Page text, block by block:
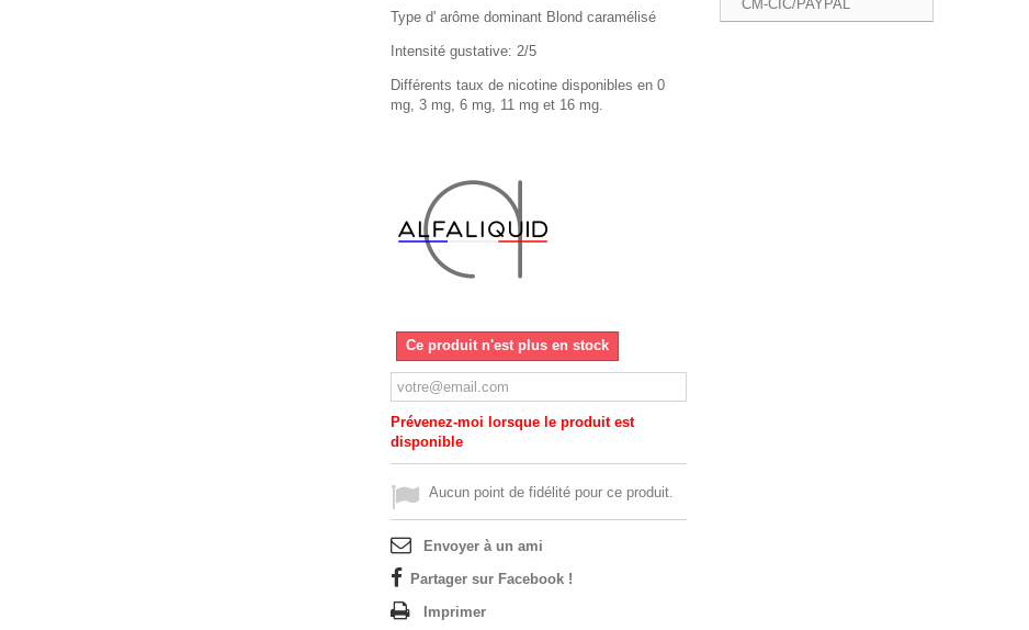
Type d' arôme dominant Blond caramélisé
Intensité gustative: 2/5
Différents taux de nicotine disponibles en 0
mg, 3 mg, 6 mg, 11 mg et 16 mg.
Ce produit n'est plus en stock
Prévenez-moi lorsque le produit est
disponible
Aucun point de fidélité pour ce produit.
Envoyer à un ami
Partager sur Facebook !
Imprimer